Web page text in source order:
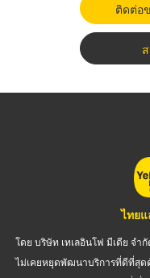
ติดต่อ
ไทยแ
โดย บริษัท เทเลอินโฟ มีเดีย จำ
ไม่เคยหยุดพัฒนาบริการที่ดีที่สุด